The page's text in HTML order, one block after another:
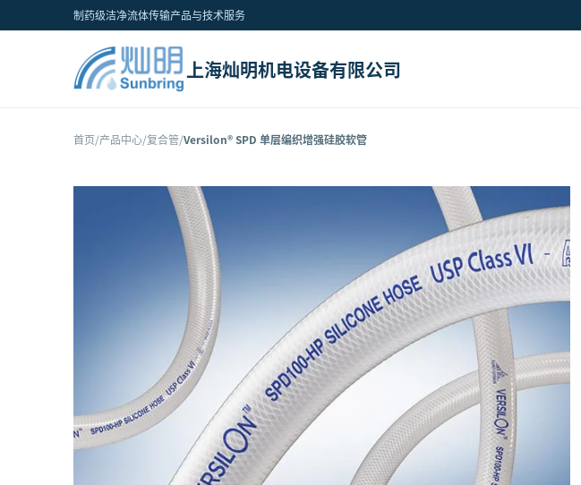
制药级洁净流体传输产品与技术服务
上海灿明机电设备有限公司
首页/产品中心/复合管/Versilon® SPD 单层编织增强硅胶软管